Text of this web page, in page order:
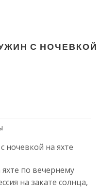
С НОЧЕВКОЙ
по вечернему
на закате солнца,